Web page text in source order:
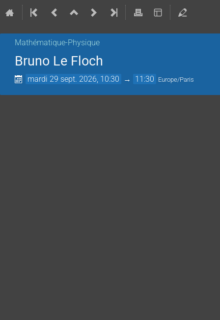
Mathématique-Physique
Bruno Le Floch
mardi 29 sept. 2026, 10:30 → 11:30 Europe/Paris